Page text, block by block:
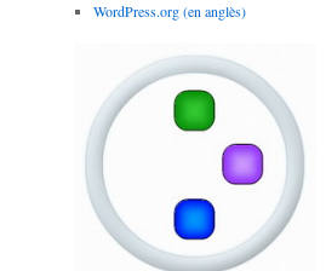
WordPress.org (en anglès)